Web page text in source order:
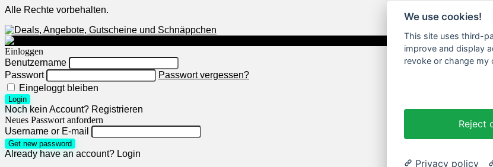
Alle Rechte vorbehalten.
We use cookies!
This site uses third-
improve and display
revoke or change
Reject
Privacy policy
Einloggen
Benutzername
Passwort
Passwort vergessen?
Eingeloggt bleiben
Login
Noch kein Account? Registrieren
Neues Passwort anfordern
Username or E-mail
Get new password
Already have an account? Login